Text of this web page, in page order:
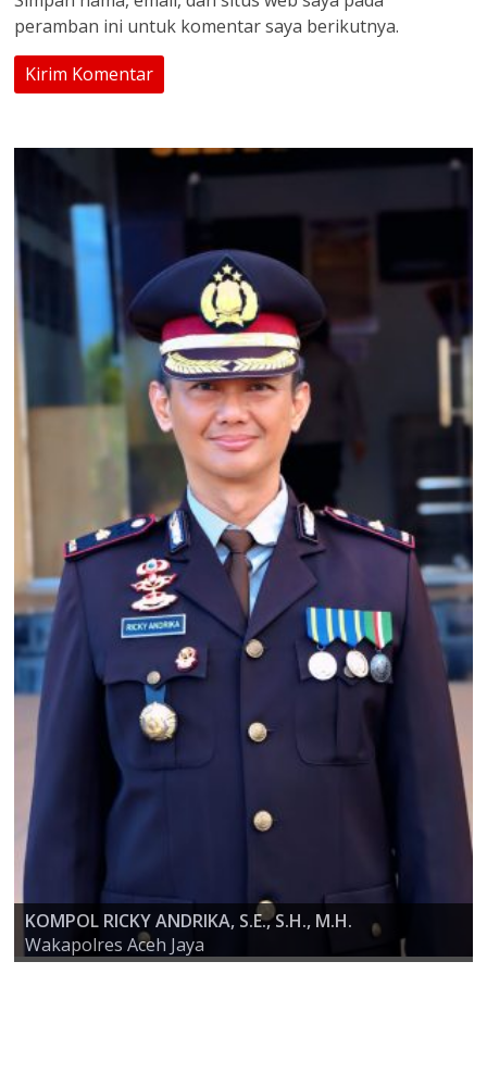
peramban ini untuk komentar saya berikutnya.
AKBP ZULFA RENALDO, S.I.K., M.Si
KAPOLRES ACEH JAYA
KOMPOL RICKY ANDRIKA, S.E., S.H., M.H.
Wakapolres Aceh Jaya